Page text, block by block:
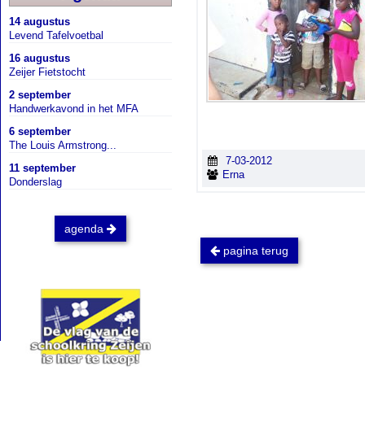
14 augustus
Levend Tafelvoetbal
16 augustus
Zeijer Fietstocht
2 september
Handwerkavond in het MFA
6 september
The Louis Armstrong...
11 september
Donderslag
agenda
7-03-2012
Erna
pagina terug